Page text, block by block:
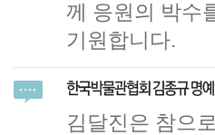
께 응원의 박수
기원합니다.
김달진은 참으